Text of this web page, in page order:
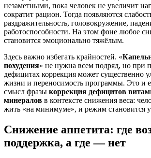
незаметными, пока человек не увеличит
сократит рацион. Тогда появляются
раздражительность, головокружение,
работоспособности. На этом фоне любое
становится эмоционально тяжёлым.
Здесь важно избегать крайностей. «
похудения» не нужна всем подряд, но при
дефицитах коррекция может существенно
жизни и переносимость программы. Это и
смысл фразы коррекция дефицитов
минералов в контексте снижения веса:
жить «на минимуме», и режим становится
Снижение аппетита: где
поддержка, а где — нет